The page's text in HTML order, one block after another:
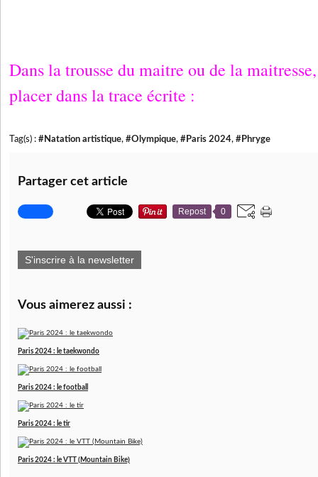
Dans la trousse du maitre ou de la
placer dans la trace écrite :
Tag(s) : #Natation artistique, #Olympique, #Paris 2024, #Phryge
Partager cet article
Repost 0
S'inscrire à la newsletter
Vous aimerez aussi :
Paris 2024 : le taekwondo
Paris 2024 : le football
Paris 2024 : le tir
Paris 2024 : le VTT (Mountain Bike)